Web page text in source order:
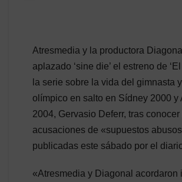
Atresmedia y la productora
aplazado ‘sine die’ el estreno de
la serie sobre la vida del gimnasta
olímpico en salto en Sídney 2000 y
2004, Gervasio Deferr, tras conocer
acusaciones de «supuestos
publicadas este sábado por el
«Atresmedia y Diagonal acordaron